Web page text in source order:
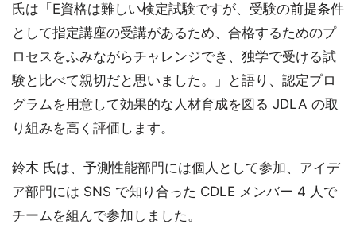
氏は「E資格は難しい検定試験ですが、受験の前提条件
として指定講座の受講があるため、合格するためのプ
ロセスをふみながらチャレンジでき、独学で受ける試
験と比べて親切だと思いました。」と語り、認定プロ
グラムを用意して効果的な人材育成を図る JDLA の取
り組みを高く評価します。
鈴木 氏は、予測性能部門には個人として参加、アイデ
ア部門には SNS で知り合った CDLE メンバー 4 人で
チームを組んで参加しました。